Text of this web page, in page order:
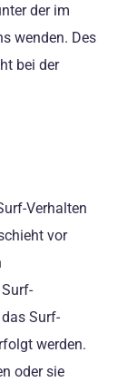
der im
wenden. Des
bei der
Verhalten
vor
Surf-
werden.
oder sie